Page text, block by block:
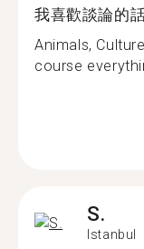
我喜歡談論的
Animals,
course
S.
Istanbul